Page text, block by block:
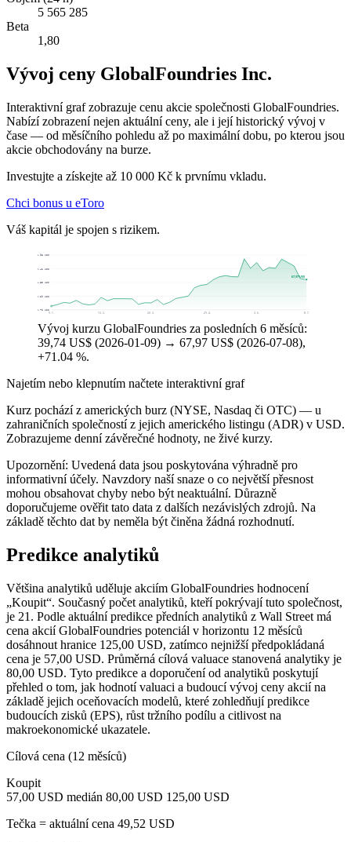
5 565 285
Beta
1,80
Vývoj ceny GlobalFoundries Inc.
Interaktivní graf zobrazuje cenu akcie společnosti GlobalFoundries.
Nabízí zobrazení nejen aktuální ceny, ale i její historický vývoj v
čase — od měsíčního pohledu až po maximální dobu, po kterou jsou
akcie obchodovány na burze.
Investujte a získejte až 10 000 Kč k prvnímu vkladu.
Chci bonus u eToro
Váš kapitál je spojen s rizikem.
35,72 US$
50,29 US$
64,85 US$
79,41 US$
93,98 US$
9. 1. 13. 2. 20. 3. 29. 4. 8. 7.
67,97 US$
Vývoj kurzu GlobalFoundries za posledních 6 měsíců:
39,74 US$ (2026-01-09) → 67,97 US$ (2026-07-08),
+71.04 %.
Najetím nebo klepnutím načtete interaktivní graf
Kurz pochází z amerických burz (NYSE, Nasdaq či OTC) — u
zahraničních společností z jejich amerického listingu (ADR) v USD.
Zobrazujeme denní závěrečné hodnoty, ne živé kurzy.
Upozornění: Uvedená data jsou poskytována výhradně pro
informativní účely. Navzdory naší snaze o co největší přesnost
mohou obsahovat chyby nebo být neaktuální. Důrazně
doporučujeme ověřit tato data z dalších nezávislých zdrojů. Na
základě těchto dat by neměla být činěna žádná rozhodnutí.
Predikce analytiků
Většina analytiků uděluje akciím GlobalFoundries hodnocení
„Koupit“. Současný počet analytiků, kteří pokrývají tuto společnost,
je 21. Podle aktuální predikce předních analytiků z Wall Street má
cena akcií GlobalFoundries potenciál v horizontu 12 měsíců
dosáhnout hranice 125,00 USD, zatímco nejnižší předpokládaná
cena je 57,00 USD. Průměrná cílová valuace stanovená analytiky je
80,00 USD. Tyto predikce a doporučení od analytiků poskytují
přehled o tom, jak hodnotí valuaci a budoucí vývoj ceny akcií na
základě jejich oceňovacích modelů, které zohledňují predikce
budoucích zisků (EPS), růst tržního podílu a citlivost na
makroekonomické ukazatele.
Cílová cena (12 měsíců)
Koupit
57,00 USD medián 80,00 USD 125,00 USD
Tečka = aktuální cena 49,52 USD